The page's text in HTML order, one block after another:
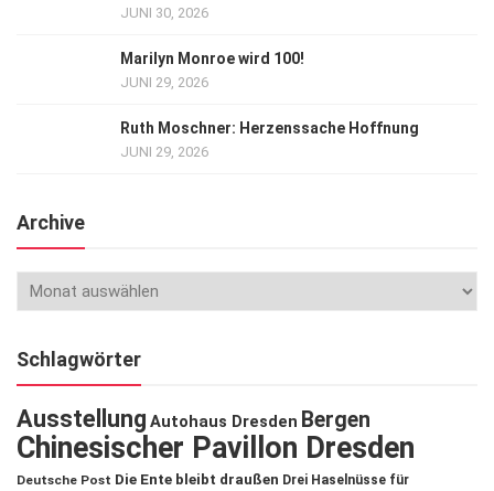
JUNI 30, 2026
Marilyn Monroe wird 100!
JUNI 29, 2026
Ruth Moschner: Herzenssache Hoffnung
JUNI 29, 2026
Archive
Schlagwörter
Ausstellung Autohaus Dresden Bergen
Chinesischer Pavillon Dresden
Deutsche Post Die Ente bleibt draußen Drei Haselnüsse für